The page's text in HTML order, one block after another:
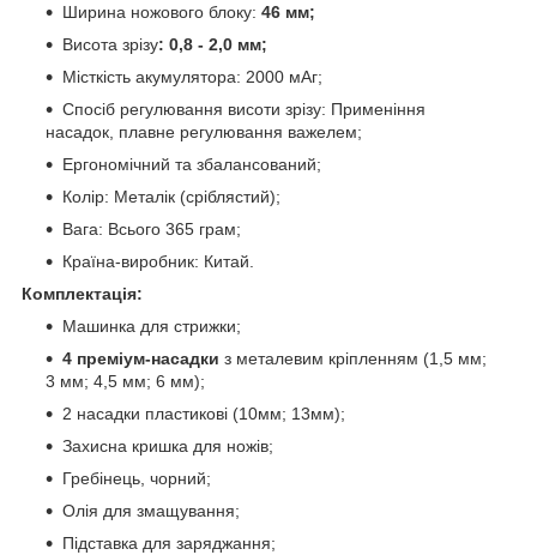
Ширина ножового блоку: 46 мм;
Висота зрізу: 0,8 - 2,0 мм;
Місткість акумулятора: 2000 мАг;
Спосіб регулювання висоти зрізу: Применіння
насадок, плавне регулювання важелем;
Ергономічний та збалансований;
Колір: Металік (сріблястий);
Вага: Всього 365 грам;
Країна-виробник: Китай.
Комплектація:
Машинка для стрижки;
4 преміум-насадки з металевим кріпленням (1,5 мм;
3 мм; 4,5 мм; 6 мм);
2 насадки пластикові (10мм; 13мм);
Захисна кришка для ножів;
Гребінець, чорний;
Олія для змащування;
Підставка для заряджання;